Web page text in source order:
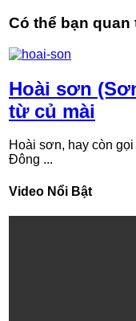
Có thể bạn quan
Hoài sơn
từ củ mài
Hoài sơn, hay còn
Đông ...
Video Nổi Bật